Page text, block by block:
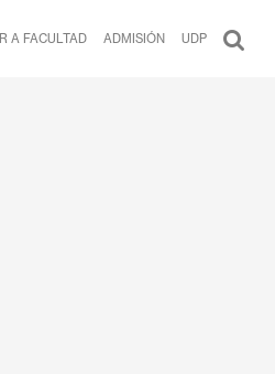
IR A FACULTAD ADMISIÓN UDP